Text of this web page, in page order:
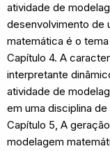
atividade de
desenvolvimento de
matemática é o
Capítulo 4. A
interpretante
atividade de
em uma disciplina
Capítulo 5, A
modelagem